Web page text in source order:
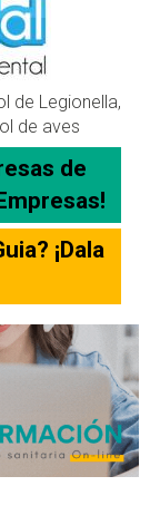
de Legionella,
de aves
de
¡Dala